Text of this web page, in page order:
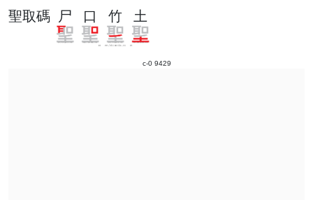
c-0 9429
聖取碼 尸 口 竹 土